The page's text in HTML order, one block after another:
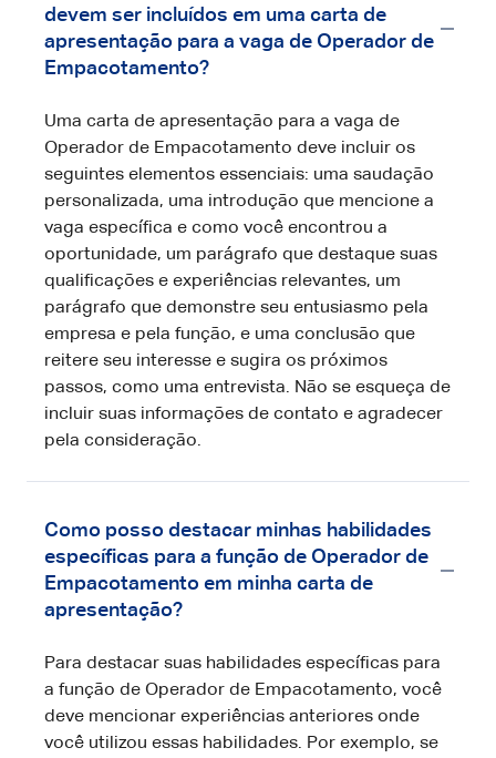
devem ser incluídos em uma carta de
apresentação para a vaga de Operador de
Empacotamento?
Uma carta de apresentação para a vaga de
Operador de Empacotamento deve incluir os
seguintes elementos essenciais: uma saudação
personalizada, uma introdução que mencione a
vaga específica e como você encontrou a
oportunidade, um parágrafo que destaque suas
qualificações e experiências relevantes, um
parágrafo que demonstre seu entusiasmo pela
empresa e pela função, e uma conclusão que
reitere seu interesse e sugira os próximos
passos, como uma entrevista. Não se esqueça de
incluir suas informações de contato e agradecer
pela consideração.
Como posso destacar minhas habilidades
específicas para a função de Operador de
Empacotamento em minha carta de
apresentação?
Para destacar suas habilidades específicas para
a função de Operador de Empacotamento, você
deve mencionar experiências anteriores onde
você utilizou essas habilidades. Por exemplo, se